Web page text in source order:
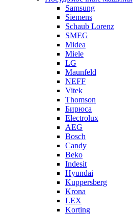
Samsung
Siemens
Schaub Lorenz
SMEG
Midea
Miele
LG
Maunfeld
NEFF
Vitek
Thomson
Бирюса
Electrolux
AEG
Bosch
Candy
Beko
Indesit
Hyundai
Kuppersberg
Krona
LEX
Korting